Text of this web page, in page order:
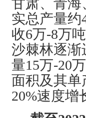
甘肃、青海
实总产量约
收6万-8万
沙棘林逐渐
量15万-20
面积及其单
20%速度增